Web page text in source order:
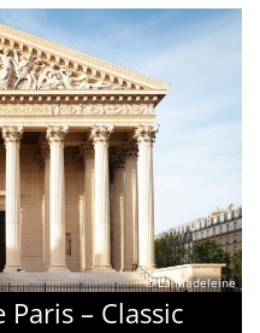
© La Madeleine
Paris – Classic